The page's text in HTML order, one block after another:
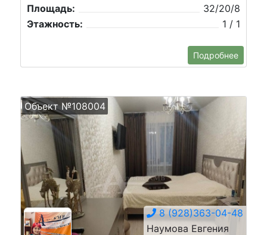
Площадь:
32/20/8
Этажность:
1 / 1
Подробнее
Объект №108004
8 (928)363-04-48
Наумова Евгения